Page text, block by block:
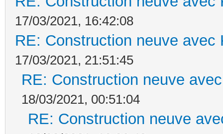
17/03/2021, 16:42:08
RE: Construction neuve avec
17/03/2021, 21:51:45
RE: Construction neuve
18/03/2021, 00:51:04
RE: Construction neuve